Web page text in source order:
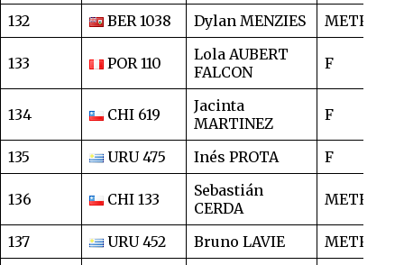
132 BER 1038 Dylan MENZIES METRO
133 POR 110
Lola AUBERT
FALCON
F
134 CHI 619
Jacinta
MARTINEZ
F
135 URU 475 Inés PROTA F
136 CHI 133
Sebastián
CERDA
METRO
137 URU 452 Bruno LAVIE METRO